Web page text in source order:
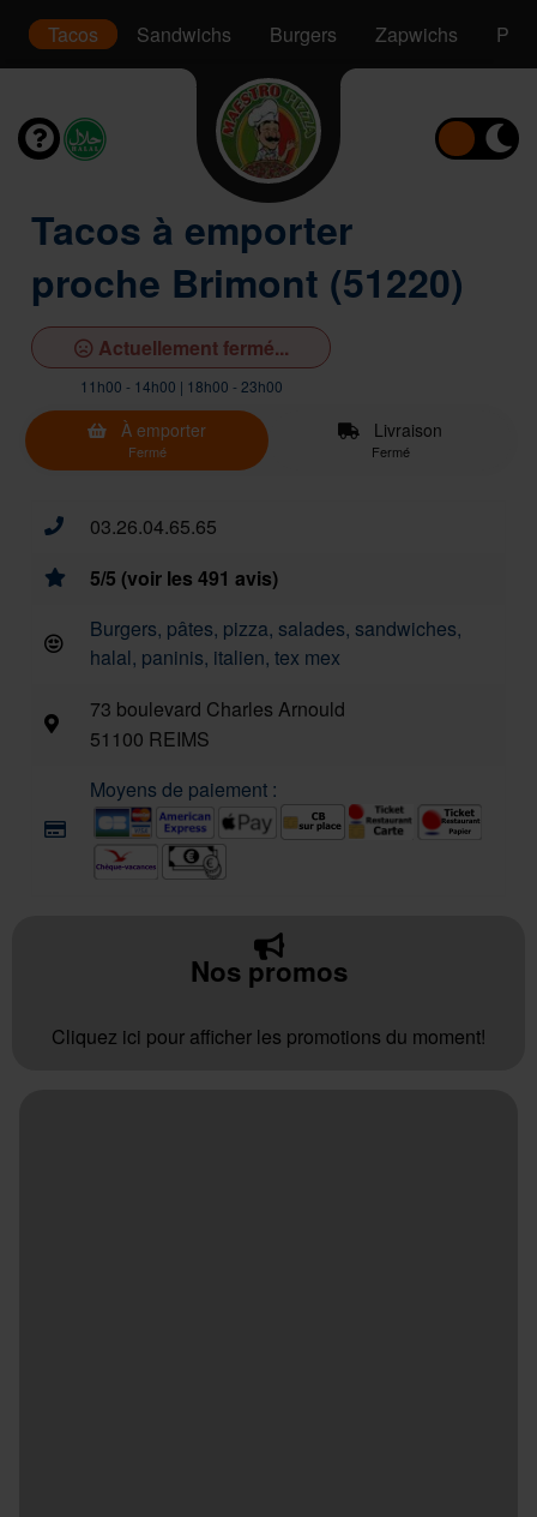
Tacos Sandwichs Burgers Zapwichs
Tacos à emporter
proche Brimont (51220)
Actuellement fermé...
11h00 - 14h00 | 18h00 - 23h00
À emporter
Fermé
Livraison
Fermé
03.26.04.65.65
5/5 (voir les 491 avis)
Burgers, pâtes, pizza, salades, sandwiches,
halal, paninis, italien, tex mex
73 boulevard Charles Arnould
51100 REIMS
Moyens de paiement :
Nos promos
Cliquez ici pour afficher les promotions du moment!